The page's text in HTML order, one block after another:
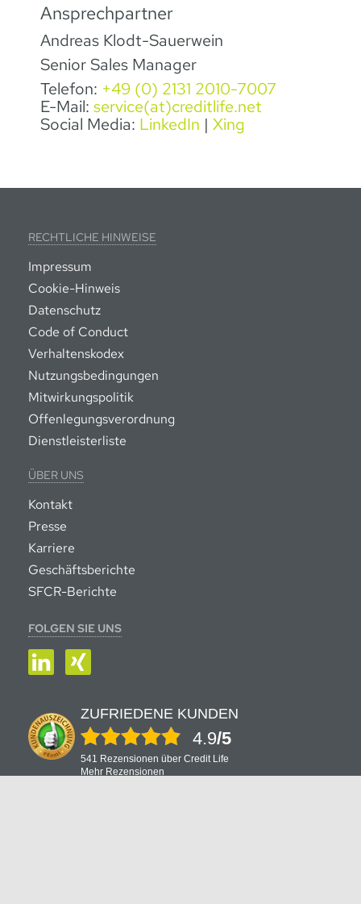
Ansprechpartner
Andreas Klodt-Sauerwein
Senior Sales Manager
Telefon: +49 (0) 2131 2010-7007
E-Mail: service(at)creditlife.net
Social Media: LinkedIn | Xing
RECHTLICHE HINWEISE
Impressum
Cookie-Hinweis
Datenschutz
Code of Conduct
Verhaltenskodex
Nutzungsbedingungen
Mitwirkungspolitik
Offenlegungsverordnung
Dienstleisterliste
ÜBER UNS
Kontakt
Presse
Karriere
Geschäftsberichte
SFCR-Berichte
FOLGEN SIE UNS
LinkedIn
XING
ZUFRIEDENE KUNDEN
4.9/5
541 Rezensionen über Credit Life
Mehr Rezensionen